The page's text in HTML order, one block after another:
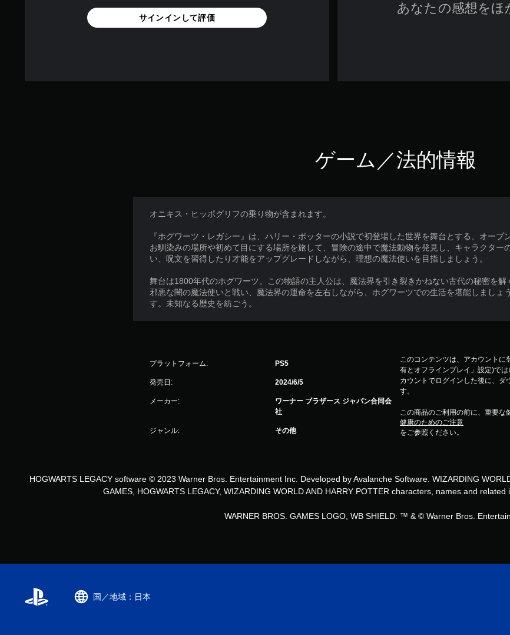
サインインして評価
あなたの感想をほ
ゲーム／法的情報
オニキス・ヒッポグリフの乗り物が含まれます。
『ホグワーツ・レガシー』は、ハリー・ポッターの小説で初登場した世界を舞台とする、オープ
お馴染みの場所や初めて目にする場所を旅して、冒険の途中で魔法動物を発見し、キャラクター
い、呪文を習得したり才能をアップグレードしながら、理想の魔法使いを目指しましょう。
舞台は1800年代のホグワーツ。この物語の主人公は、魔法界を引き裂きかねない古代の秘密を解
邪悪な闇の魔法使いと戦い、魔法界の運命を左右しながら、ホグワーツでの生活を堪能しましょ
す。未知なる歴史を紡ごう。
プラットフォーム: PS5
発売日: 2024/6/5
メーカー:
ワーナー ブラザース ジャパン合同会
社
ジャンル: その他
このコンテンツは、アカウントに
有とオフラインプレイ」設定)で
カウントでログインした後に、ダ
す。
この商品のご利用の前に、重要な
健康のためのご注意
をご参照ください。
HOGWARTS LEGACY software © 2023 Warner Bros. Entertainment Inc. Developed by Avalanche Software. WIZARDING
GAMES, HOGWARTS LEGACY, WIZARDING WORLD AND HARRY POTTER characters, names and
WARNER BROS. GAMES LOGO, WB SHIELD: ™ & © Warner Bros.
国／地域：日本